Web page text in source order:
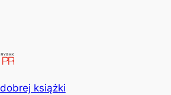
książki